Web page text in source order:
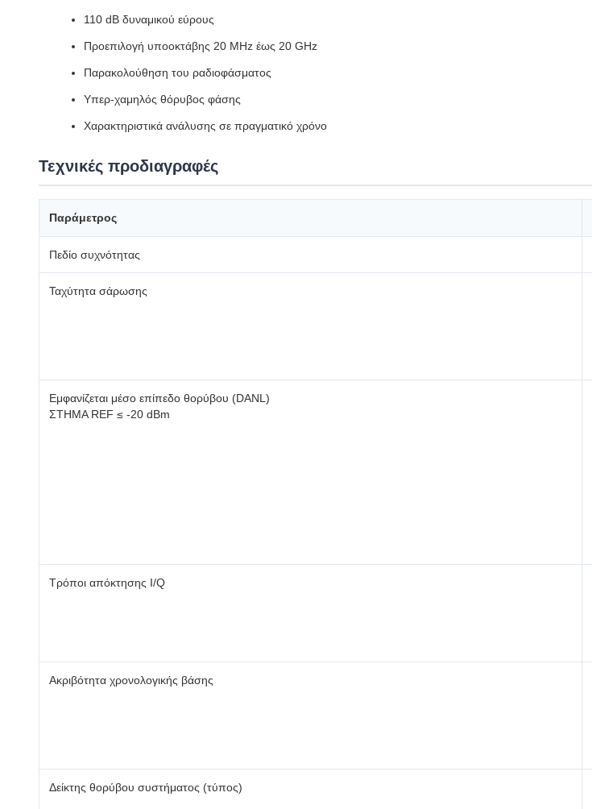
110 dB δυναμικού εύρους
Προεπιλογή υποοκτάβης 20 MHz έως 20 GHz
Παρακολούθηση του ραδιοφάσματος
Υπερ-χαμηλός θόρυβος φάσης
Χαρακτηριστικά ανάλυσης σε πραγματικό χρόνο
Τεχνικές προδιαγραφές
Παράμετρος
Πεδίο συχνότητας
Ταχύτητα σάρωσης
Εμφανίζεται μέσο επίπεδο θορύβου (DANL)
ΣΤΗΜΑ REF ≤ -20 dBm
Τρόποι απόκτησης I/Q
Ακριβότητα χρονολογικής βάσης
Δείκτης θορύβου συστήματος (τύπος)